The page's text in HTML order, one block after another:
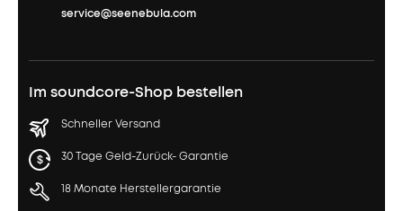
service@seenebula.com
Im soundcore-Shop bestellen
Schneller Versand
30 Tage Geld-Zurück- Garantie
18 Monate Herstellergarantie